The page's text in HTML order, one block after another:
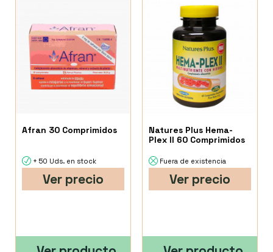
Afran 30 Comprimidos
+ 50 Uds. en stock
Ver precio
Natures Plus Hema-
Plex II 60 Comprimidos
Fuera de existencia
Ver precio